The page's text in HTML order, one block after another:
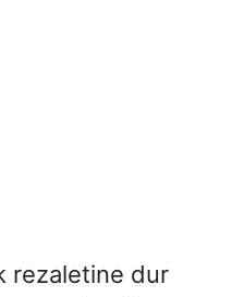
rezaletine dur